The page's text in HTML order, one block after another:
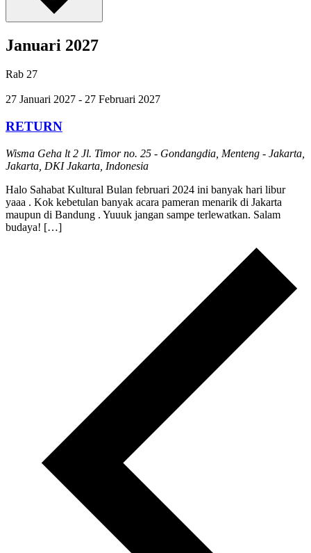
Januari 2027
Rab 27
27 Januari 2027 - 27 Februari 2027
RETURN
Wisma Geha lt 2 Jl. Timor no. 25 - Gondangdia, Menteng - Jakarta,
Jakarta, DKI Jakarta, Indonesia
Halo Sahabat Kultural Bulan februari 2024 ini banyak hari libur
yaaa . Kok kebetulan banyak acara pameran menarik di Jakarta
maupun di Bandung . Yuuuk jangan sampe terlewatkan. Salam
budaya! […]